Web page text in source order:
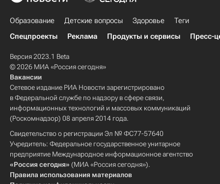
Образование Детские вопросы Здоровье
Теги
Спецпроекты
Реклама Продукты и сервисы Пресс-
Версия 2023.1 Beta
© 2026 МИА «Россия сегодня»
Вакансии
Сетевое издание РИА Новости зарегистрировано
в Федеральной службе по надзору в сфере связи,
информационных технологий и массовых коммуникаций
(Роскомнадзор) 08 апреля 2014 года.
Свидетельство о регистрации Эл № ФС77-57640
Учредитель: Федеральное государственное унитарное
предприятие Международное информационное агентство
«Россия сегодня» (МИА «Россия сегодня»).
Правила использования материалов